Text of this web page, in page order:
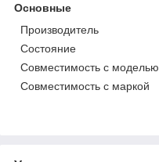
Основные
Производитель
Состояние
Совместимость с моделью
Совместимость с маркой